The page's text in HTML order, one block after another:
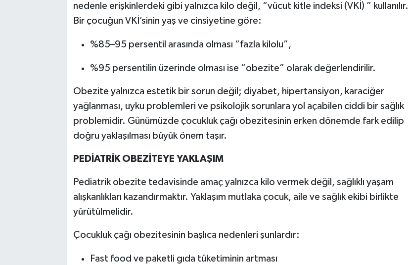
nedenle erişkinlerdeki gibi yalnızca kilo değil, “vücut kitle indeksi (VKİ) ” kullanılır.
Bir çocuğun VKİ’sinin yaş ve cinsiyetine göre:
%85–95 persentil arasında olması “fazla kilolu”,
%95 persentilin üzerinde olması ise “obezite” olarak değerlendirilir.
Obezite yalnızca estetik bir sorun değil; diyabet, hipertansiyon, karaciğer
yağlanması, uyku problemleri ve psikolojik sorunlara yol açabilen ciddi bir sağlık
problemidir. Günümüzde çocukluk çağı obezitesinin erken dönemde fark edilip
doğru yaklaşılması büyük önem taşır.
PEDİATRİK OBEZİTEYE YAKLAŞIM
Pediatrik obezite tedavisinde amaç yalnızca kilo vermek değil, sağlıklı yaşam
alışkanlıkları kazandırmaktır. Yaklaşım mutlaka çocuk, aile ve sağlık ekibi birlikte
yürütülmelidir.
Çocukluk çağı obezitesinin başlıca nedenleri şunlardır:
Fast food ve paketli gıda tüketiminin artması